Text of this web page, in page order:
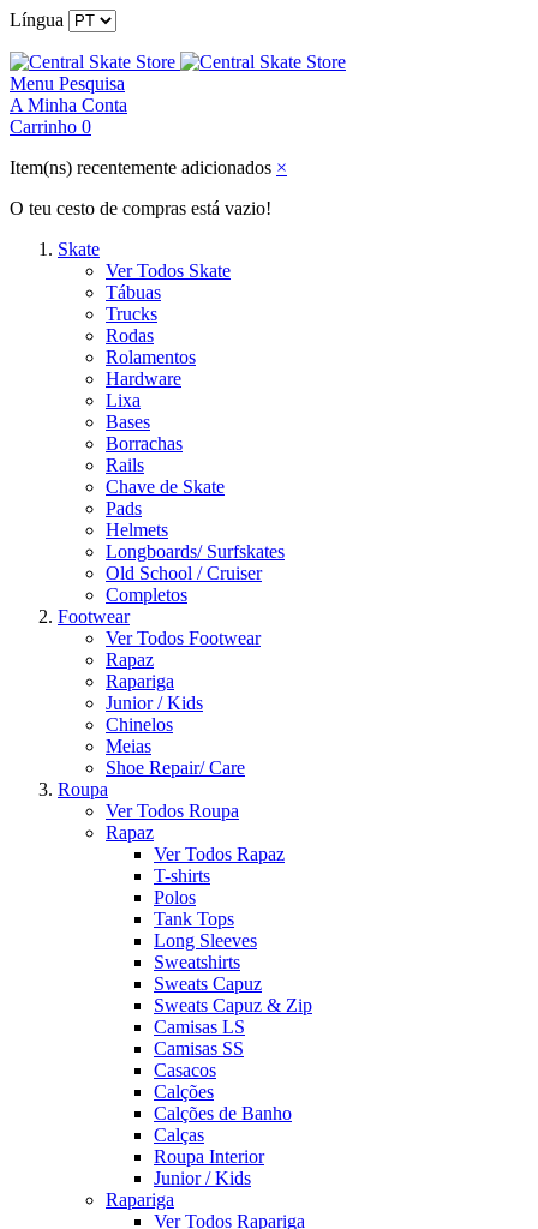
Língua
Menu Pesquisa
A Minha Conta
Carrinho 0
Item(ns) recentemente adicionados ×
O teu cesto de compras está vazio!
Skate
Ver Todos Skate
Tábuas
Trucks
Rodas
Rolamentos
Hardware
Lixa
Bases
Borrachas
Rails
Chave de Skate
Pads
Helmets
Longboards/ Surfskates
Old School / Cruiser
Completos
Footwear
Ver Todos Footwear
Rapaz
Rapariga
Junior / Kids
Chinelos
Meias
Shoe Repair/ Care
Roupa
Ver Todos Roupa
Rapaz
Ver Todos Rapaz
T-shirts
Polos
Tank Tops
Long Sleeves
Sweatshirts
Sweats Capuz
Sweats Capuz & Zip
Camisas LS
Camisas SS
Casacos
Calções
Calções de Banho
Calças
Roupa Interior
Junior / Kids
Rapariga
Ver Todos Rapariga